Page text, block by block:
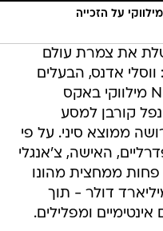
את צמרת עולם
אדנס, הבעלים
המיליארדר של קבוצת ה-NBA מילווקי באקס
נפל קורבן למסע
ממוצא סיני. על פי
האישה, צ'אנגלי
ממחצית מהונו
- סכום דמיוני של 1.2 מיליארד דולר - תוך
ומפלילים.
הקשר בין השניים החל בשנת 2022, לאחר שלו